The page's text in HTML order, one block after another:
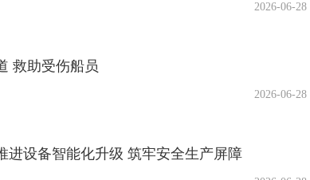
2026-06-28
救助受伤船员
2026-06-28
进设备智能化升级 筑牢安全生产屏障